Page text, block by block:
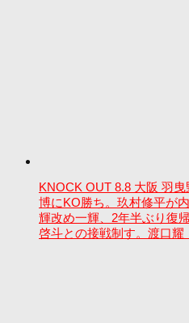
KNOCK OUT 8.8 大阪 羽
博にKO勝ち。玖村修平が
輝改め一輝、2年半ぶり復
啓斗との接戦制す。渡口